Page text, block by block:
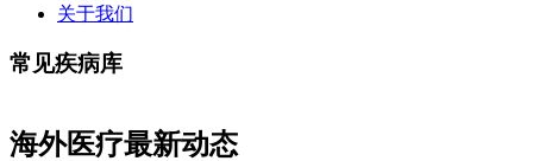
关于我们
常见疾病库
海外医疗最新动态